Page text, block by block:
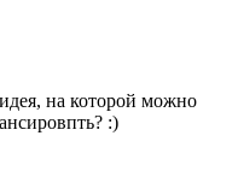
на которой можно
:)